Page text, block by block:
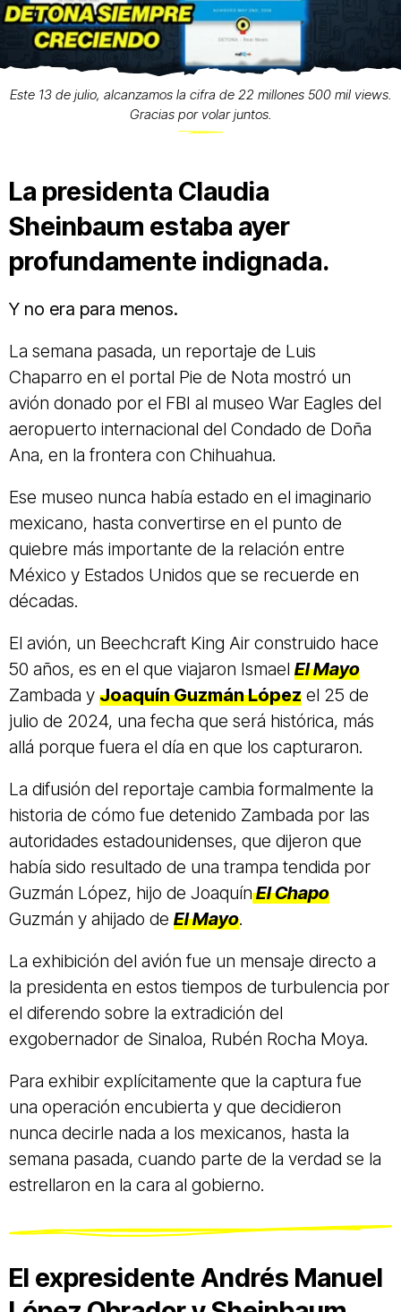
Este 13 de julio, alcanzamos la cifra de 22 millones 500 mil views.
Gracias por volar juntos.
La presidenta Claudia
Sheinbaum estaba ayer
profundamente indignada.
Y no era para menos.
La semana pasada, un reportaje de Luis
Chaparro en el portal Pie de Nota mostró un
avión donado por el FBI al museo War Eagles del
aeropuerto internacional del Condado de Doña
Ana, en la frontera con Chihuahua.
Ese museo nunca había estado en el imaginario
mexicano, hasta convertirse en el punto de
quiebre más importante de la relación entre
México y Estados Unidos que se recuerde en
décadas.
El avión, un Beechcraft King Air construido hace
50 años, es en el que viajaron Ismael El Mayo
Zambada y Joaquín Guzmán López el 25 de
julio de 2024, una fecha que será histórica, más
allá porque fuera el día en que los capturaron.
La difusión del reportaje cambia formalmente la
historia de cómo fue detenido Zambada por las
autoridades estadounidenses, que dijeron que
había sido resultado de una trampa tendida por
Guzmán López, hijo de JoaquínEl Chapo
Guzmán y ahijado de El Mayo.
La exhibición del avión fue un mensaje directo a
la presidenta en estos tiempos de turbulencia por
el diferendo sobre la extradición del
exgobernador de Sinaloa, Rubén Rocha Moya.
Para exhibir explícitamente que la captura fue
una operación encubierta y que decidieron
nunca decirle nada a los mexicanos, hasta la
semana pasada, cuando parte de la verdad se la
estrellaron en la cara al gobierno.
El expresidente Andrés Manuel